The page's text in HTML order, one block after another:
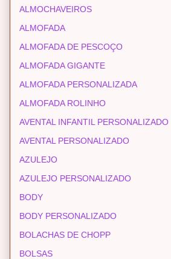
ALMOCHAVEIROS
ALMOFADA
ALMOFADA DE PESCOÇO
ALMOFADA GIGANTE
ALMOFADA PERSONALIZADA
ALMOFADA ROLINHO
AVENTAL INFANTIL PERSONALIZADO
AVENTAL PERSONALIZADO
AZULEJO
AZULEJO PERSONALIZADO
BODY
BODY PERSONALIZADO
BOLACHAS DE CHOPP
BOLSAS